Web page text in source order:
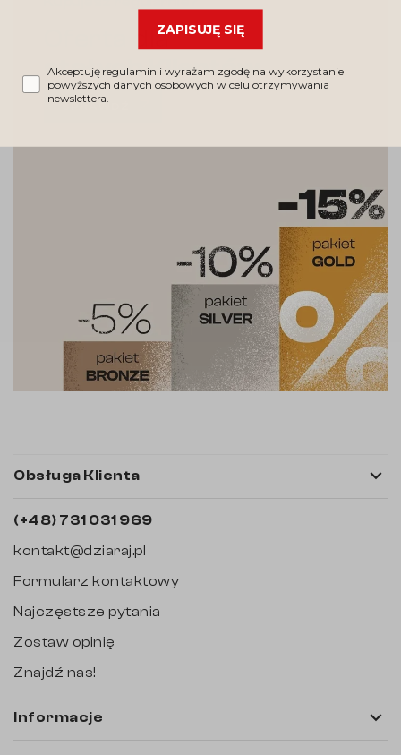
Oferta dla
stałych Klientów
Obsługa Klienta 
(+48) 731 031 969
kontakt@dziaraj.pl
Formularz kontaktowy
Najczęstsze pytania
Zostaw opinię
Znajdź nas!
Informacje 
ZAPISUJĘ SIĘ
Akceptuję regulamin i wyrażam zgodę na wykorzystanie
powyższych danych osobowych w celu otrzymywania
newslettera.